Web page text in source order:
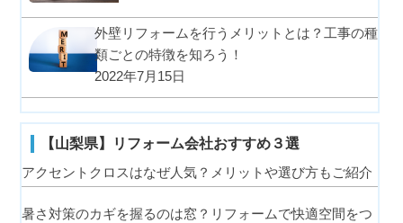
外壁リフォームを行うメリットとは？工事の種
類ごとの特徴を知ろう！
2022年7月15日
【山梨県】リフォーム会社おすすめ３選
アクセントクロスはなぜ人気？メリットや選び方もご紹介
暑さ対策のカギを握るのは窓？リフォームで快適空間をつ